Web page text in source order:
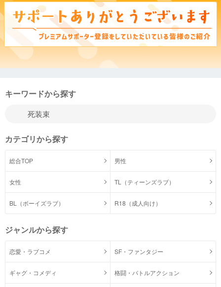
キーワードから探す
カテゴリから探す
総合TOP 男性
女性 TL（ティーンズラブ）
BL（ボーイズラブ） R18（成人向け）
ジャンルから探す
恋愛・ラブコメ SF・ファンタジー
ギャグ・コメディ 格闘・バトルアクション